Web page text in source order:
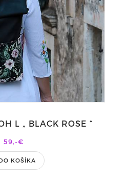
L „ BLACK ROSE “
59,-€
KOŠÍKA